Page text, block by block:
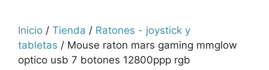
Inicio / Tienda / Ratones - joystick y
tabletas / Mouse raton mars gaming mmglow
optico usb 7 botones 12800ppp rgb